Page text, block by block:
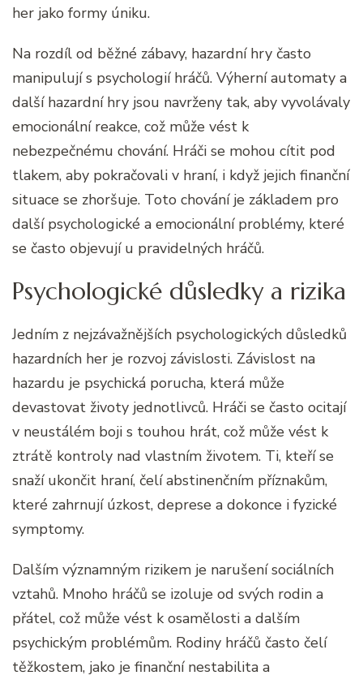
her jako formy úniku.
Na rozdíl od běžné zábavy, hazardní hry často
manipulují s psychologií hráčů. Výherní automaty a
další hazardní hry jsou navrženy tak, aby vyvolávaly
emocionální reakce, což může vést k
nebezpečnému chování. Hráči se mohou cítit pod
tlakem, aby pokračovali v hraní, i když jejich finanční
situace se zhoršuje. Toto chování je základem pro
další psychologické a emocionální problémy, které
se často objevují u pravidelných hráčů.
Psychologické důsledky a rizika
Jedním z nejzávažnějších psychologických důsledků
hazardních her je rozvoj závislosti. Závislost na
hazardu je psychická porucha, která může
devastovat životy jednotlivců. Hráči se často ocitají
v neustálém boji s touhou hrát, což může vést k
ztrátě kontroly nad vlastním životem. Ti, kteří se
snaží ukončit hraní, čelí abstinenčním příznakům,
které zahrnují úzkost, deprese a dokonce i fyzické
symptomy.
Dalším významným rizikem je narušení sociálních
vztahů. Mnoho hráčů se izoluje od svých rodin a
přátel, což může vést k osamělosti a dalším
psychickým problémům. Rodiny hráčů často čelí
těžkostem, jako je finanční nestabilita a